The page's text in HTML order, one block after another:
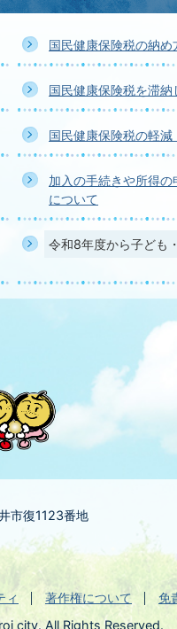
国民健康保険税の納め
国民健康保険税を滞納
国民健康保険税の軽減
加入の手続きや所得
について
令和8年度から子ども
市復1123番地
ィ 著作権について 免
city. All Rights Reserved.